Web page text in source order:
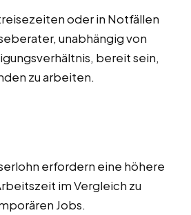
oder in Notfällen
unabhängig von
bereit sein,
zu arbeiten.
erfordern eine höhere
im Vergleich zu
Jobs.